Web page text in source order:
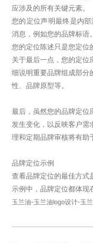
应涉及的所有关键元素。
您的定位声明最终是内
消息，例如您的品牌标语。
您的定位陈述只是您定位
关于最后一点，您的定位
细说明重要品牌组成部分
性、品牌原型等。
最后，虽然您的品牌定位
发生变化，以反映客户需
理和定期品牌审核将有助
品牌定位示例
查看品牌定位的最佳方式
示例中，品牌定位都体现
玉兰油-玉兰油logo设计-玉